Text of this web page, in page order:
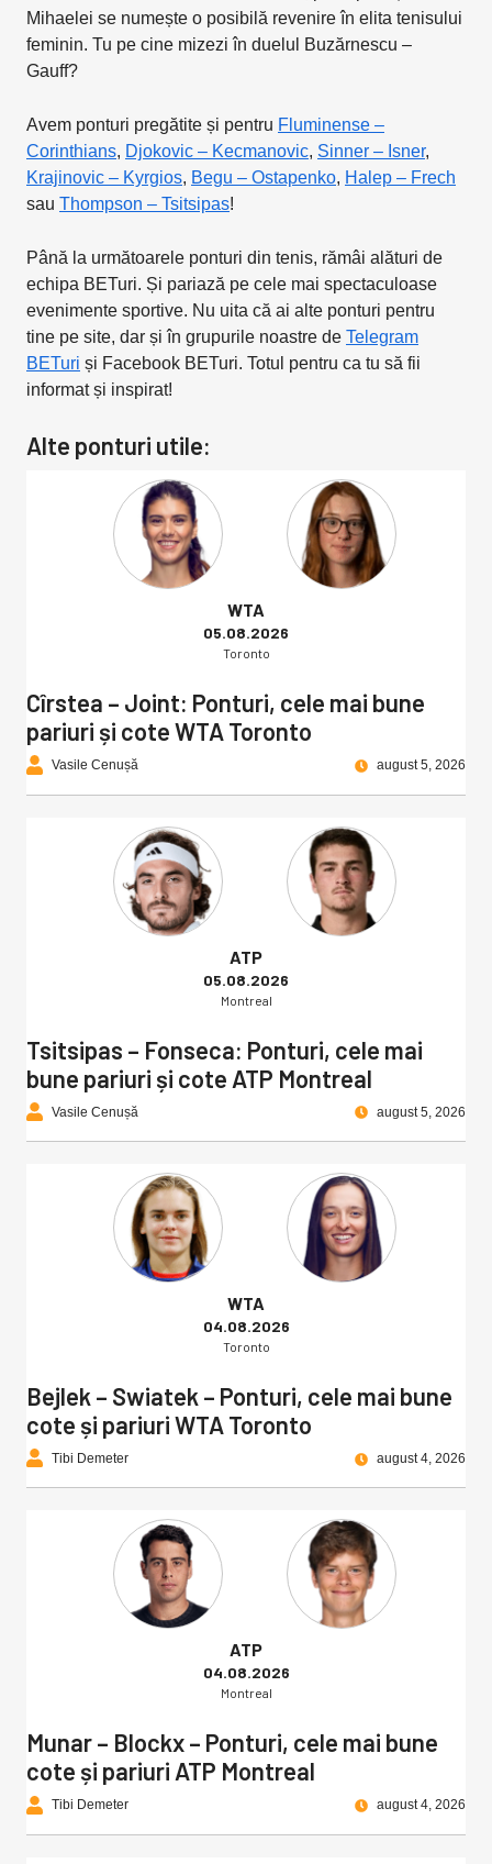
Mihaelei se numește o posibilă revenire în elita tenisului
feminin. Tu pe cine mizezi în duelul Buzărnescu –
Gauff?
Avem ponturi pregătite și pentru Fluminense –
Corinthians, Djokovic – Kecmanovic, Sinner – Isner,
Krajinovic – Kyrgios, Begu – Ostapenko, Halep – Frech
sau Thompson – Tsitsipas!
Până la următoarele ponturi din tenis, rămâi alături de
echipa BETuri. Și pariază pe cele mai spectaculoase
evenimente sportive. Nu uita că ai alte ponturi pentru
tine pe site, dar și în grupurile noastre de Telegram
BETuri și Facebook BETuri. Totul pentru ca tu să fii
informat și inspirat!
Alte ponturi utile:
WTA
05.08.2026
Toronto
Cîrstea – Joint: Ponturi, cele mai bune
pariuri și cote WTA Toronto
Vasile Cenușă august 5, 2026
ATP
05.08.2026
Montreal
Tsitsipas – Fonseca: Ponturi, cele mai
bune pariuri și cote ATP Montreal
Vasile Cenușă august 5, 2026
WTA
04.08.2026
Toronto
Bejlek – Swiatek – Ponturi, cele mai bune
cote și pariuri WTA Toronto
Tibi Demeter august 4, 2026
ATP
04.08.2026
Montreal
Munar – Blockx – Ponturi, cele mai bune
cote și pariuri ATP Montreal
Tibi Demeter august 4, 2026